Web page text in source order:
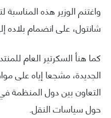
واغتنم الوزير هذه
شانتول، على انضمام بلاده
كما هنأ السكرتير العام
الجديدة، مشجعا إياه على
التعاون بين دول المنظمة
حول سياسات النقل.